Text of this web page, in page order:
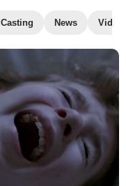
Casting News